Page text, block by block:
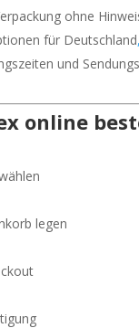
ohne
für Deutschland,
und
online
legen